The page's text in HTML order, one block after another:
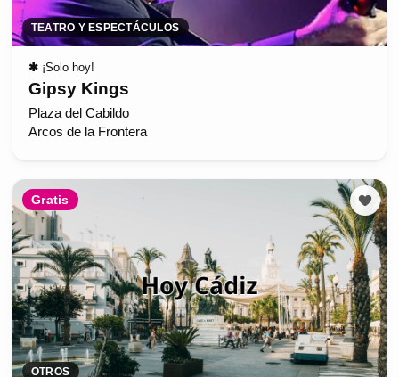
TEATRO Y ESPECTÁCULOS
✱ ¡Solo hoy!
Gipsy Kings
Plaza del Cabildo
Arcos de la Frontera
Gratis
OTROS